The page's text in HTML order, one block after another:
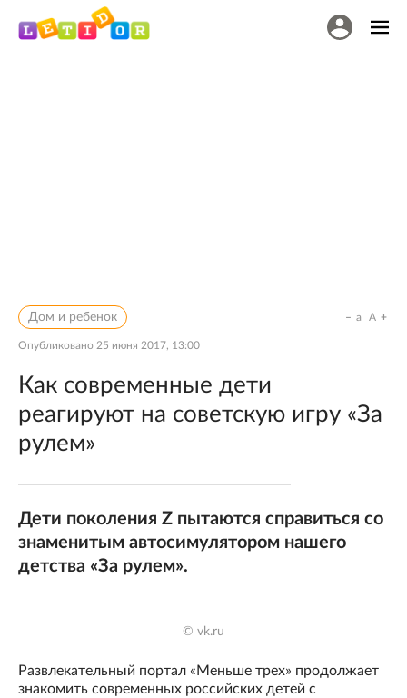
Дом и ребенок
Опубликовано 25 июня 2017, 13:00
a A
Как современные дети
реагируют на советскую игру «За
рулем»
Дети поколения Z пытаются справиться со
знаменитым автосимулятором нашего
детства «За рулем».
© vk.ru
Развлекательный портал «Меньше трех» продолжает
знакомить современных российских детей с